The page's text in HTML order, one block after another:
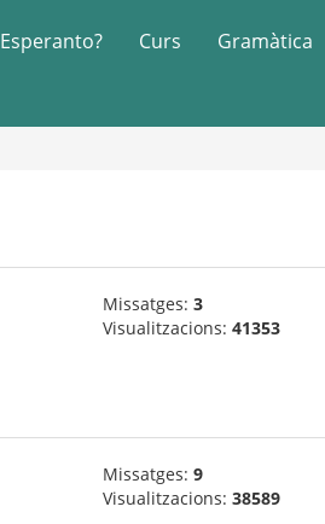
Esperanto? Curs Gramàtica
Missatges: 3
Visualitzacions: 41353
Missatges: 9
Visualitzacions: 38589